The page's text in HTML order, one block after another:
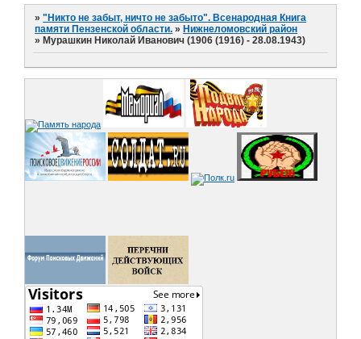
»"Никто не забыт, ничто не забыто". Всенародная Книга
памяти Пензенской области. » Нижнеломовский район
» Мурашкин Николай Иванович (1906 (1916) - 28.08.1943)